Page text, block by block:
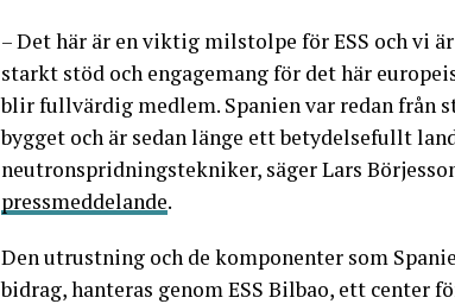
– Det här är en viktig milstolpe för ESS och vi
starkt stöd och engagemang för det här
blir fullvärdig medlem. Spanien var redan från
bygget och är sedan länge ett betydelsefullt
neutronspridningstekniker, säger Lars
pressmeddelande.
Den utrustning och de komponenter som
bidrag, hanteras genom ESS Bilbao, ett center